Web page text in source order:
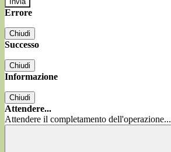
Errore
Chiudi
Successo
Chiudi
Informazione
Chiudi
Attendere...
Attendere il completamento dell'operazione...